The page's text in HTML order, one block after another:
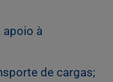
apoio à
de cargas;